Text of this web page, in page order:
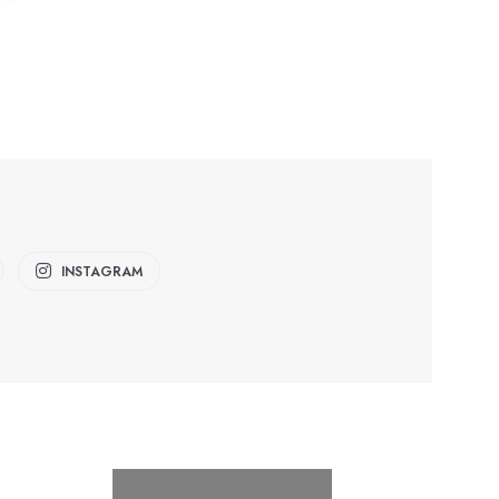
INSTAGRAM